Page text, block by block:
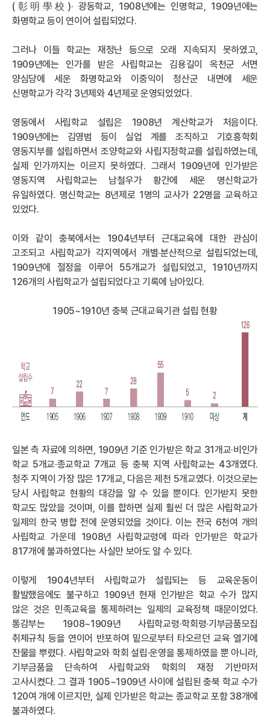
(彰明學校)· 광동학교, 1908년에는 인명학교, 1909년에는
화명학교 등이 연이어 설립되었다.
그러나 이들 학교는 재정난 등으로 오래 지속되지 못하였고,
1909년에는 인가를 받은 사립학교는 김용길이 옥천군 서면
양심당에 세운 화명학교와 이중익이 청산군 내면에 세운
신명학교가 각각 3년제와 4년제로 운영되었었다.
영동에서 사립학교 설립은 1908년 계산학교가 처음이다.
1909년에는 김영범 등이 실업 계를 조직하고 기호흥학회
영동지부를 설립하면서 조양학교와 사립지정학교를 설립하였는데,
실제 인가까지는 이르지 못하였다. 그래서 1909년에 인가받은
영동지역 사립학교는 남철우가 황간에 세운 명신학교가
유일하였다. 명신학교는 8년제로 1명의 교사가 22명을 교육하고
있었다.
이와 같이 충북에서는 1904년부터 근대교육에 대한 관심이
고조되고 사립학교가 각지역에서 개별·분산적으로 설립되었는데,
1909년에 절정을 이루어 55개교가 설립되었고, 1910년까지
126개의 사립학교가 설립되었다고 기록에 남아있다.
1905~1910년 충북 근대교육기관 설립 현황
일본 측 자료에 의하면, 1909년 기준 인가받은 학교 31개교·비인가
학교 5개교·종교학교 7개교 등 충북 지역 사립학교는 43개였다.
청주 지역이 가장 많은 17개교, 다음은 제천 5개교였다. 이것으로는
당시 사립학교 현황의 대강을 알 수 있을 뿐이다. 인가받지 못한
학교도 많았을 것이며, 이를 합하면 실제 훨씬 더 많은 사립학교가
일제의 한국 병합 전에 운영되었을 것이다. 이는 전국 6천여 개의
사립학교 가운데 1908년 사립학교령에 따라 인가받은 학교가
817개에 불과하였다는 사실만 보아도 알 수 있다.
이렇게 1904년부터 사립학교가 설립되는 등 교육운동이
활발했음에도 불구하고 1909년 현재 인가받은 학교 수가 많지
않은 것은 민족교육을 통제하려는 일제의 교육정책 때문이었다.
통감부는 1908~1909년 사립학교령·학회령·기부금품모집
취체규칙 등을 연이어 반포하여 밑으로부터 타오르던 교육 열기에
찬물을 뿌렸다. 사립학교와 학회 설립·운영을 통제하였을 뿐 아니라,
기부금품을 단속하여 사립학교와 학회의 재정 기반마저
고사시켰다. 그 결과 1905~1909년 사이에 설립된 충북 학교 수가
120여 개에 이르지만, 실제 인가받은 학교는 종교학교 포함 38개에
불과하였다.